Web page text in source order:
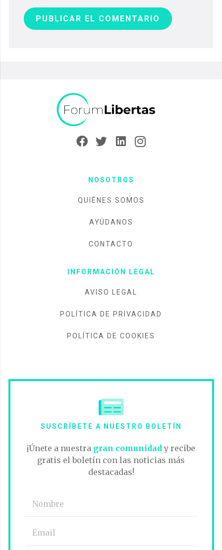
PUBLICAR EL COMENTARIO
NOSOTROS
QUIÉNES SOMOS
AYÚDANOS
CONTACTO
INFORMACIÓN LEGAL
AVISO LEGAL
POLÍTICA DE PRIVACIDAD
POLÍTICA DE COOKIES
SUSCRÍBETE A NUESTRO BOLETÍN
¡Únete a nuestra gran comunidad y recibe
gratis el boletín con las noticias más
destacadas!